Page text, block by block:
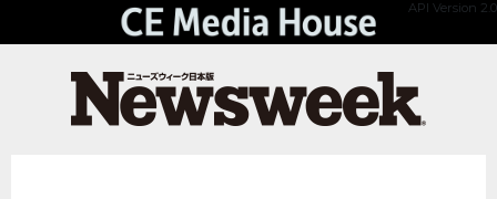
API Version 2.0